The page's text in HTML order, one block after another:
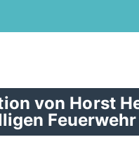
von Horst